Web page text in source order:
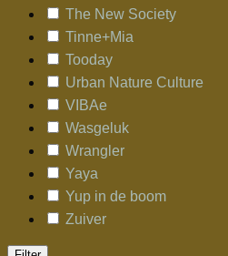
The New Society
Tinne+Mia
Tooday
Urban Nature Culture
VIBAe
Wasgeluk
Wrangler
Yaya
Yup in de boom
Zuiver